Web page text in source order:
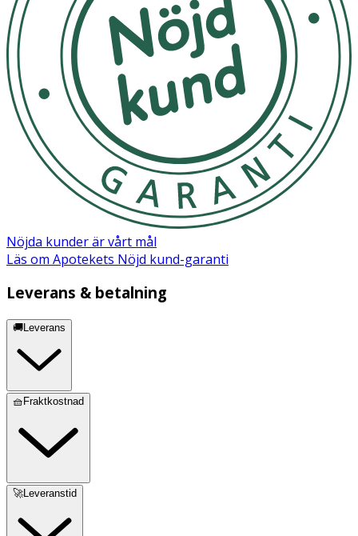
Nöjda kunder är vårt mål
Läs om Apotekets Nöjd kund-garanti
Leverans & betalning
🚚Leverans
🧺Fraktkostnad
🚀Leveranstid